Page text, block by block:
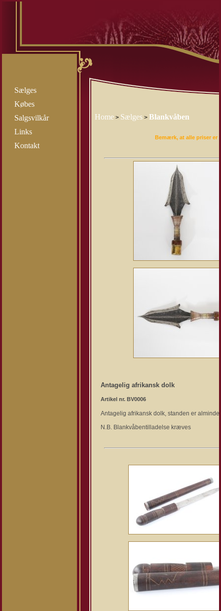
Sælges
Købes
Salgsvilkår
Links
Kontakt
Home > Sælges > Blankvåben
Bemærk, at alle priser er
Antagelig afrikansk dolk
Artikel nr. BV0006
Antagelig afrikansk dolk, standen er
N.B. Blankvåbentilladelse kræves